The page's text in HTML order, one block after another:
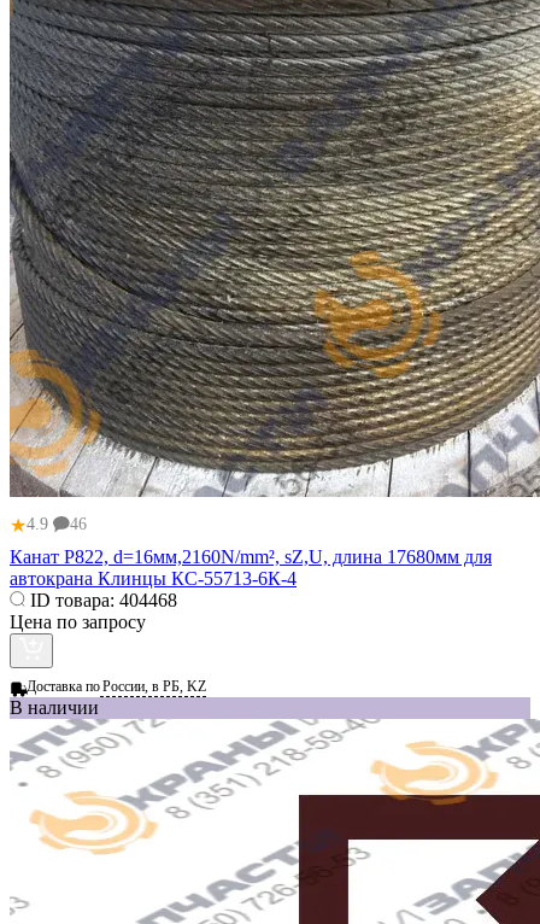
★4.9 46
Канат Р822, d=16мм,2160N/mm², sZ,U, длина 17680мм для
автокрана Клинцы КС-55713-6К-4
ID товара: 404468
Цена по запросу
Доставка поРоссии, в РБ, KZ
В наличии